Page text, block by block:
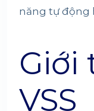
năng tự động
Giới
VSS